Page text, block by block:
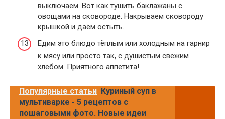
выключаем. Вот как тушить баклажаны с
овощами на сковороде. Накрываем сковороду
крышкой и даём остыть.
Едим это блюдо тёплым или холодным на гарнир
к мясу или просто так, с душистым свежим
хлебом. Приятного аппетита!
Популярные статьи Куриный суп в
мультиварке - 5 рецептов с
пошаговыми фото. Новые идеи